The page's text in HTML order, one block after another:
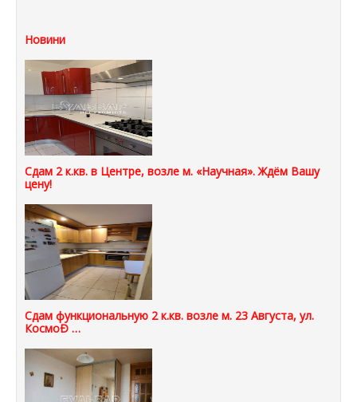
Новини
Сдам 2 к.кв. в Центре, возле м. «Научная». Ждём Вашу
цену!
Сдам функциональную 2 к.кв. возле м. 23 Августа, ул.
КосмоÐ …